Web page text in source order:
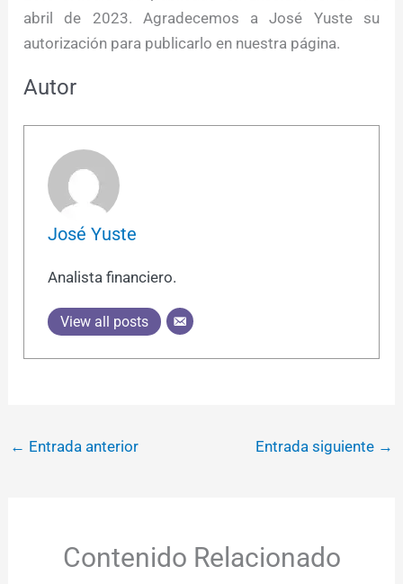
abril de 2023. Agradecemos a José Yuste su
autorización para publicarlo en nuestra página.
Autor
José Yuste
Analista financiero.
View all posts
← Entrada anterior Entrada siguiente →
Contenido Relacionado